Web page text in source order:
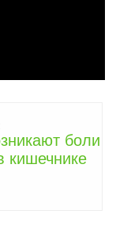
боли
кишечнике